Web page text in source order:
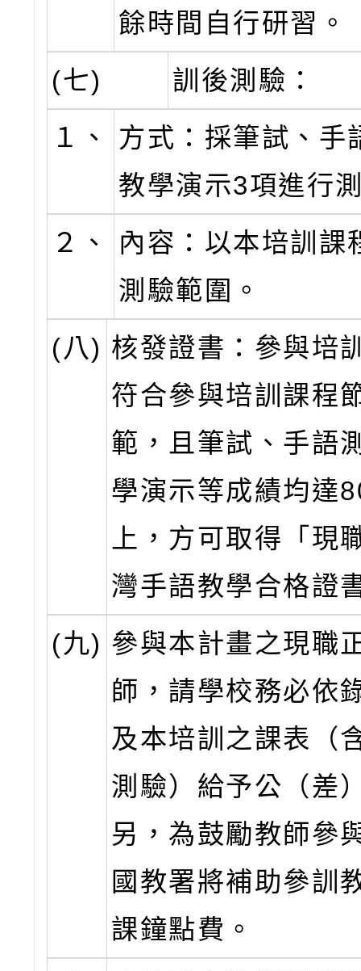
餘時間自行研習。
(七)
訓後測驗：
１、
方式：採筆試、手
教學演示3項進行
２、
內容：以本培訓課
測驗範圍。
(八) 核發證書：參與培
符合參與培訓課程
範，且筆試、手語
學演示等成績均達
上，方可取得「現
灣手語教學合格證
(九) 參與本計畫之現職
師，請學校務必依
及本培訓之課表（
測驗）給予公（差
另，為鼓勵教師參
國教署將補助參訓
課鐘點費。